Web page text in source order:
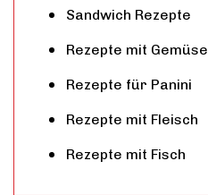
Sandwich Rezepte
Rezepte mit Gemüse
Rezepte für Panini
Rezepte mit Fleisch
Rezepte mit Fisch